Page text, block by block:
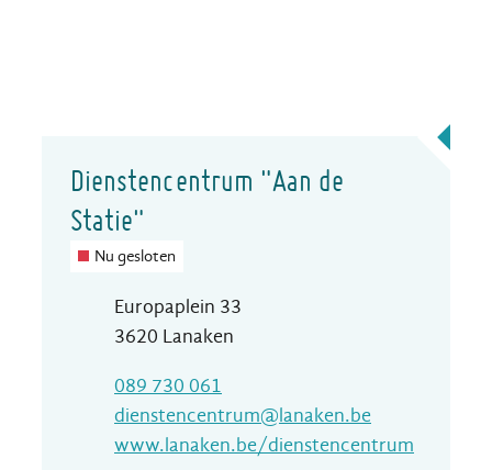
Dienstencentrum "Aan de
Statie"
Nu gesloten
AdresEuropaplein 33
,3620 Lanaken
089 730 061
E-maildienstencentrum@lanaken.be
Websitewww.lanaken.be/dienstencentrum